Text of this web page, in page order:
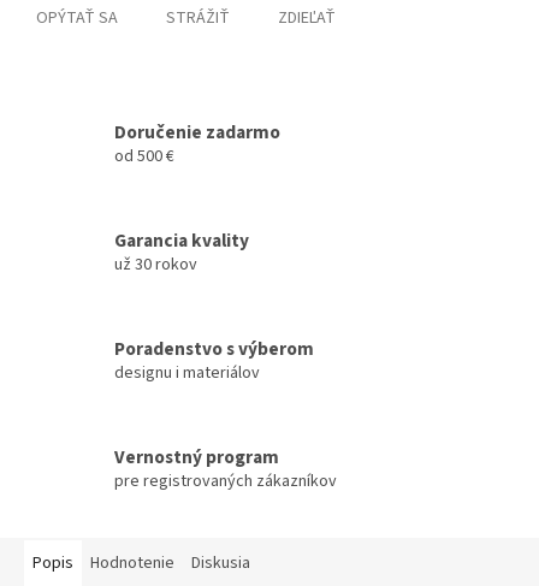
OPÝTAŤ SA STRÁŽIŤ ZDIEĽAŤ
Doručenie zadarmo
od 500 €
Garancia kvality
už 30 rokov
Poradenstvo s výberom
designu i materiálov
Vernostný program
pre registrovaných zákazníkov
Popis Hodnotenie Diskusia